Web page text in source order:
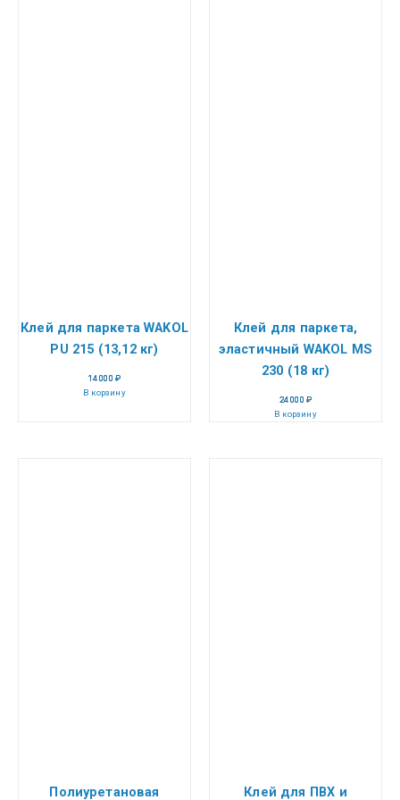
Клей для паркета WAKOL
PU 215 (13,12 кг)
14 000₽
В корзину
Клей для паркета,
эластичный WAKOL MS
230 (18 кг)
24 000₽
В корзину
Полиуретановая Клей для ПВХ и